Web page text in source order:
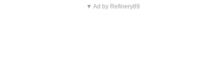
▼ Ad by Refinery89